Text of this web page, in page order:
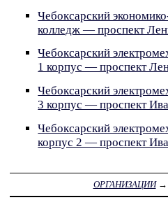
Чебоксарский
колледж — проспект
Чебоксарский
1 корпус — проспект
Чебоксарский
3 корпус — проспект
Чебоксарский
корпус 2 — проспект
ОРГАНИЗАЦИИ→